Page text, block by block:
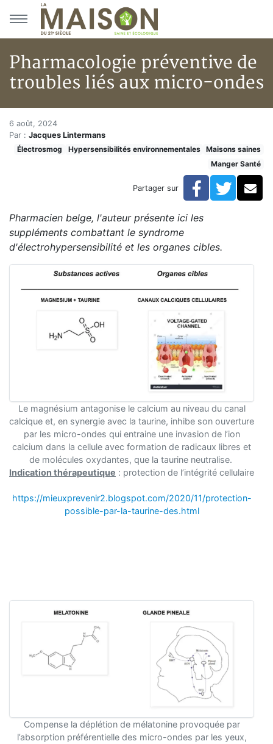
Aller au menu principal
Aller au contenu principal
Pharmacologie préventive de
troubles liés aux micro-ondes
Accueil
Articles
Maisons saines
Pharmacologie préventive de troubles liés aux
Pharmacologie préventive de
6 août, 2024
Par : Jacques Lintermans
Électrosmog
Hypersensibilités environnementales
Maisons saines
Manger Santé
Partager sur Facebook
Pharmacien belge, l'auteur présente ici les
suppléments combattant le syndrome
d'électrohypersensibilité et les organes cibles.
Le magnésium antagonise le calcium au niveau du canal
calcique et, en synergie avec la taurine, inhibe son ouverture
par les micro-ondes qui entraine une invasion de l’ion
calcium dans la cellule avec formation de radicaux libres et
de molécules oxydantes, que la taurine neutralise.
Indication thérapeutique : protection de l’intégrité cellulaire
https://mieuxprevenir2.blogspot.com/2020/11/protection-
possible-par-la-taurine-des.html
Compense la déplétion de mélatonine provoquée par
l’absorption préférentielle des micro-ondes par les yeux,